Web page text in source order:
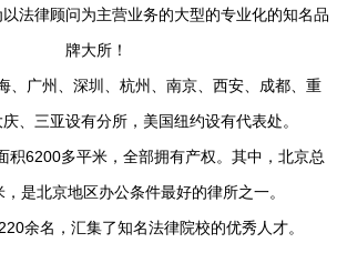
法律顾问为主营业务的大型的专业化的知名品
牌大所！
、广州、深圳、杭州、南京、西安、成都、重
、三亚设有分所，美国纽约设有代表处。
积6200多平米，全部拥有产权。其中，北京总
是北京地区办公条件最好的律所之一。
余名，汇集了知名法律院校的优秀人才。